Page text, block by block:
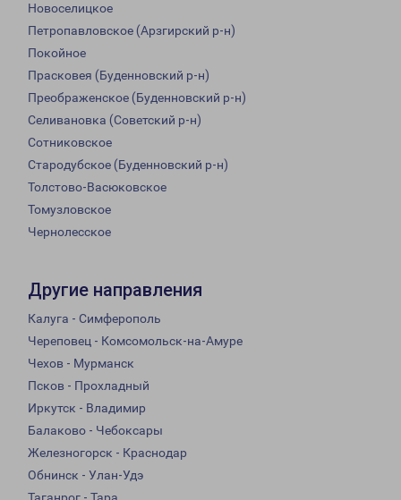
Новоселицкое
Петропавловское (Арзгирский р-н)
Покойное
Прасковея (Буденновский р-н)
Преображенское (Буденновский р-н)
Селивановка (Советский р-н)
Сотниковское
Стародубское (Буденновский р-н)
Толстово-Васюковское
Томузловское
Чернолесское
Другие направления
Калуга - Симферополь
Череповец - Комсомольск-на-Амуре
Чехов - Мурманск
Псков - Прохладный
Иркутск - Владимир
Балаково - Чебоксары
Железногорск - Краснодар
Обнинск - Улан-Удэ